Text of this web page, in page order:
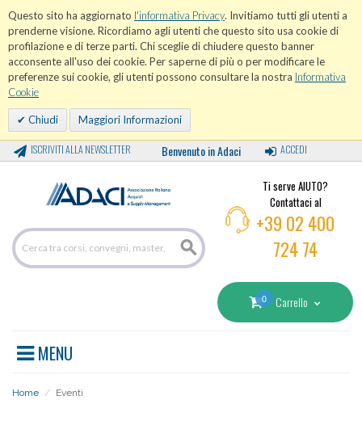
Questo sito ha aggiornato l'informativa Privacy. Invitiamo tutti gli utenti a
prenderne visione. Ricordiamo agli utenti che questo sito usa cookie di
profilazione e di terze parti. Chi sceglie di chiudere questo banner
acconsente all'uso dei cookie. Per saperne di più o per modificare le
preferenze sui cookie, gli utenti possono consultare la nostra Informativa
Cookie
Chiudi Maggiori Informazioni
ISCRIVITI ALLA NEWSLETTER Benvenuto in Adaci ACCEDI
Ti serve AIUTO?
Contattaci al
+39 02 400
724 74
0 Carrello
MENU
Home / Eventi